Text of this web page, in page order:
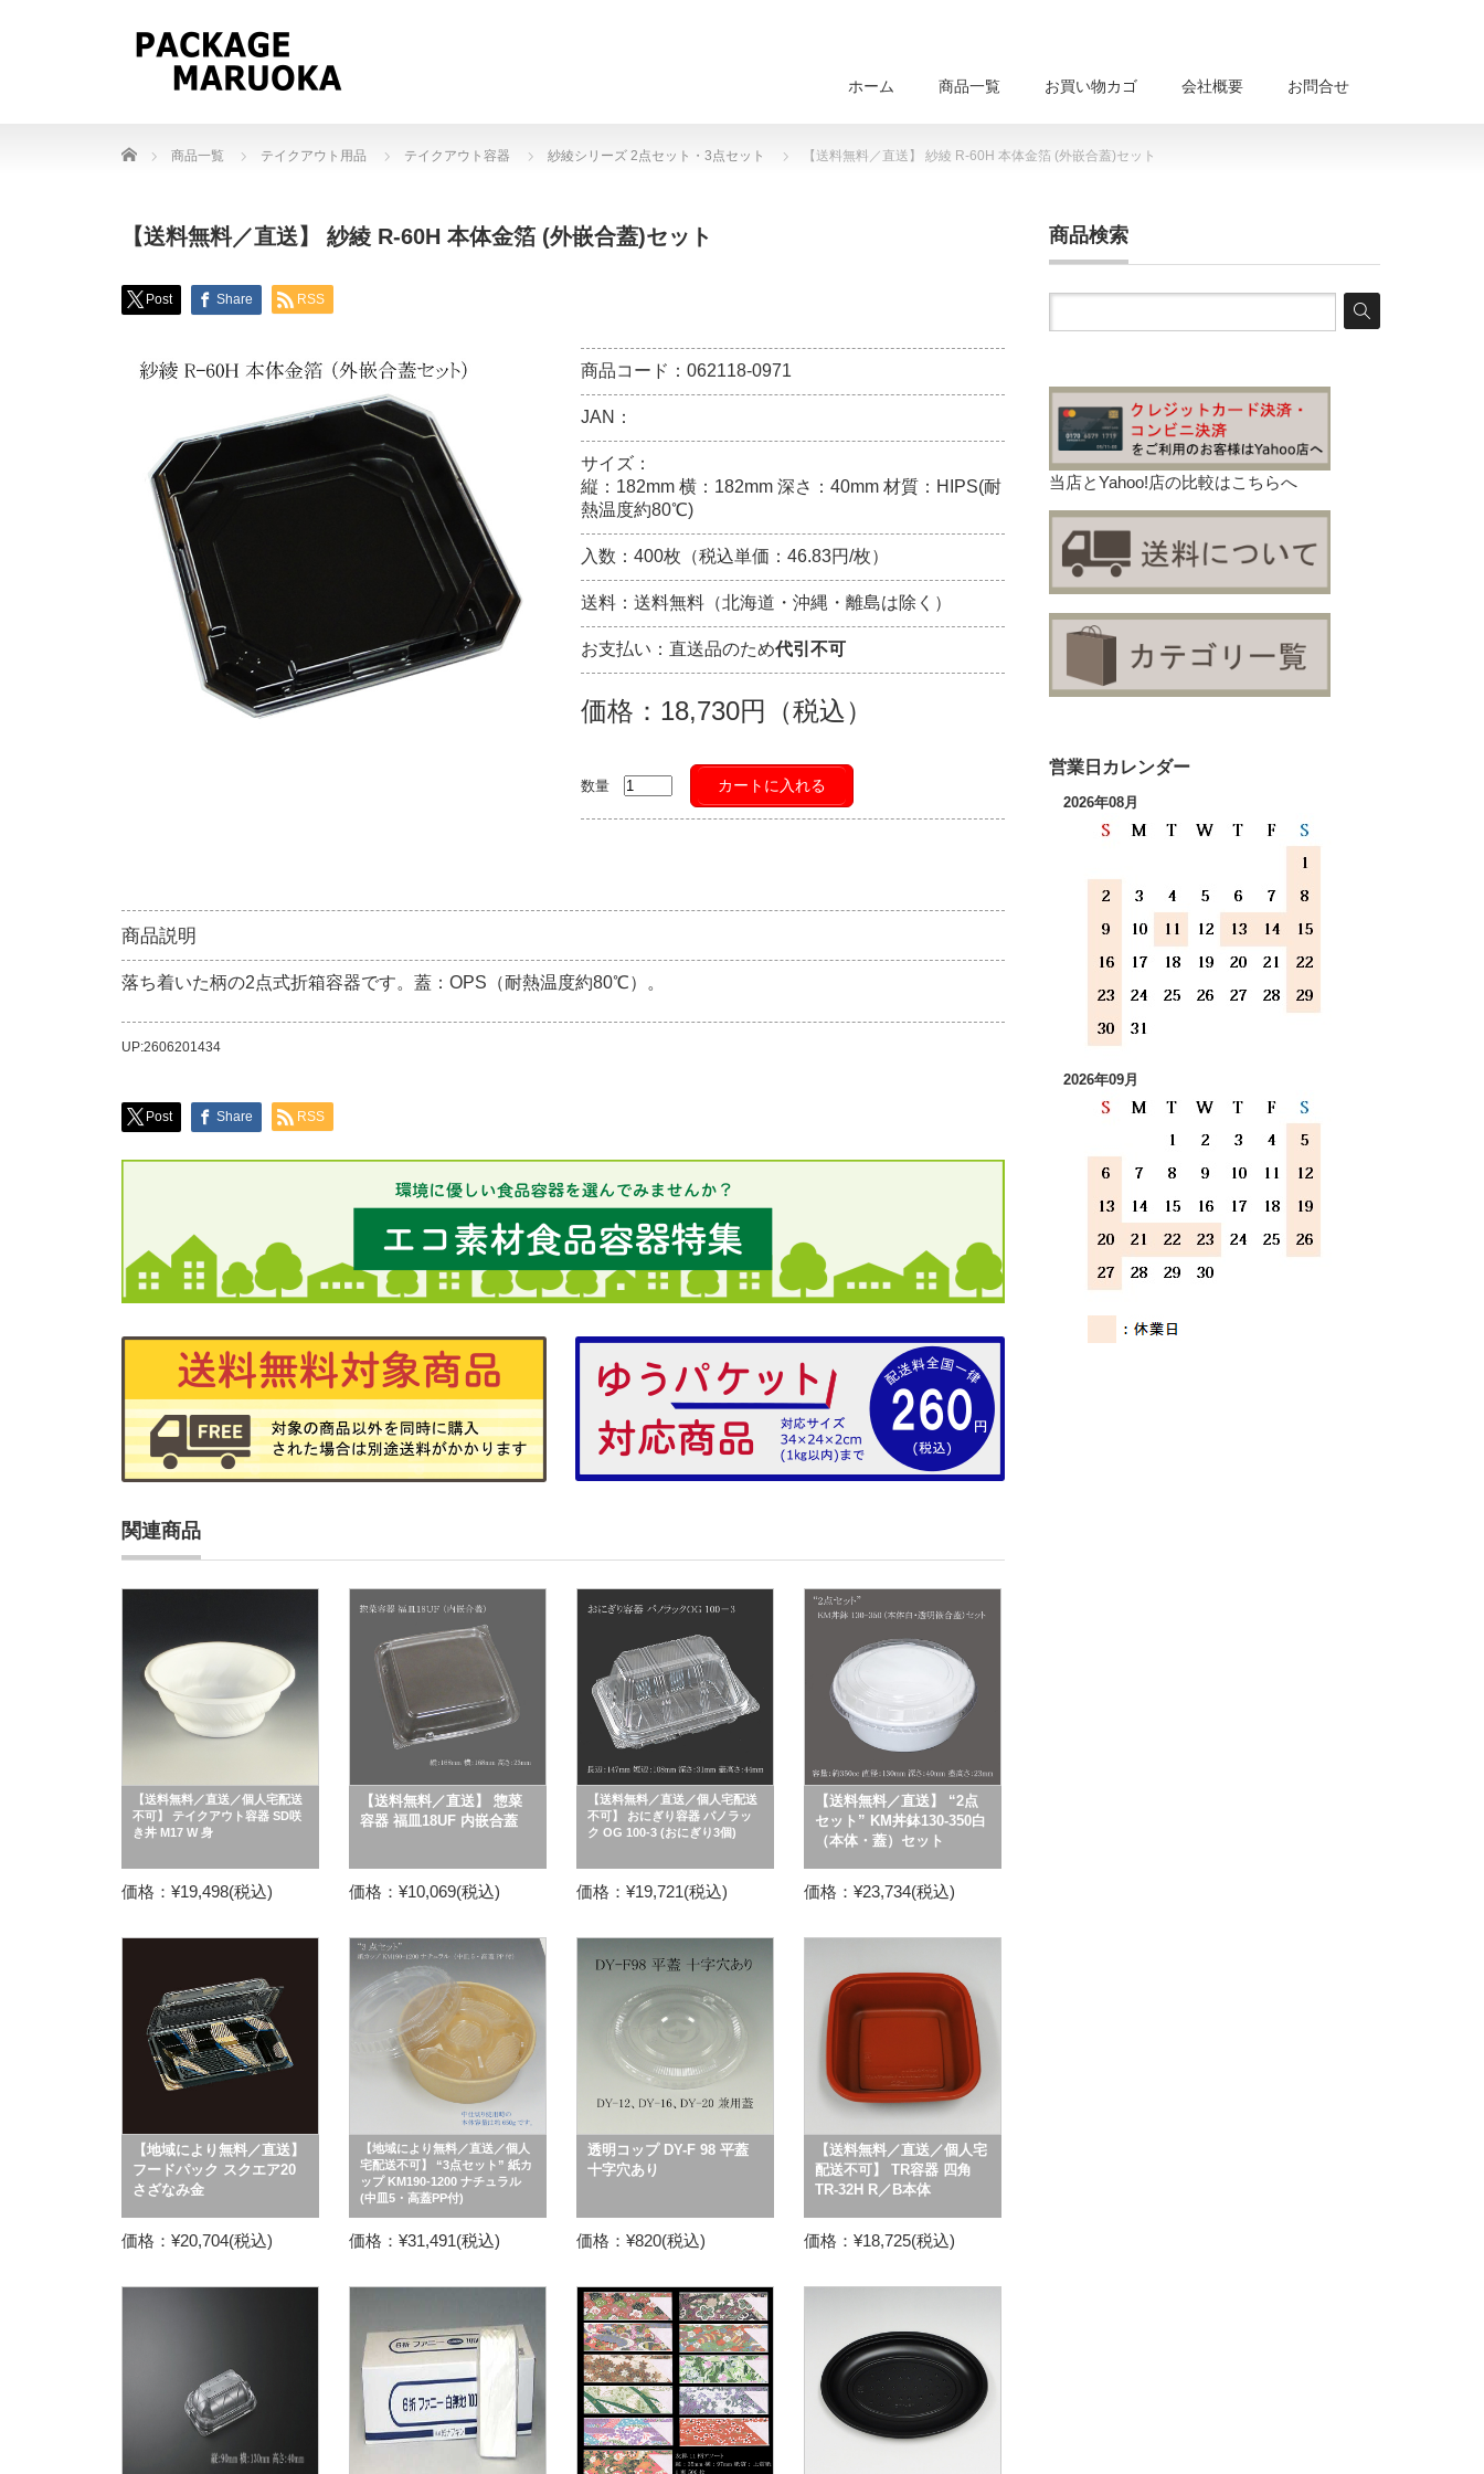
ホーム 商品一覧 お買い物カゴ 会社概要 お問合せ
Home 商品一覧 テイクアウト用品 テイクアウト容器 紗綾シリーズ 2点セット・3点セット 【送料無料／直送】 紗綾 R-60H 本体金箔 (外嵌合蓋)セット
【送料無料／直送】 紗綾 R-60H 本体金箔 (外嵌合蓋)セット
Post Share RSS
商品コード：062118-0971
JAN：
サイズ：
縦：182mm 横：182mm 深さ：40mm 材質：HIPS(耐
熱温度約80℃)
入数：400枚（税込単価：46.83円/枚）
送料：送料無料（北海道・沖縄・離島は除く）
お支払い：直送品のため代引不可
価格：18,730円（税込）
数量 カートに入れる
商品説明
落ち着いた柄の2点式折箱容器です。蓋：OPS（耐熱温度約80℃）。
UP:2606201434
Post Share RSS
関連商品
【送料無料／直送／個人宅配送
不可】 テイクアウト容器 SD咲
き丼 M17 W 身
価格：¥19,498(税込)
【送料無料／直送】 惣菜
容器 福皿18UF 内嵌合蓋
価格：¥10,069(税込)
【送料無料／直送／個人宅配送
不可】 おにぎり容器 パノラッ
ク OG 100-3 (おにぎり3個)
価格：¥19,721(税込)
【送料無料／直送】 “2点
セット” KM丼鉢130-350白
（本体・蓋）セット
価格：¥23,734(税込)
【地域により無料／直送】
フードパック スクエア20
さざなみ金
価格：¥20,704(税込)
【地域により無料／直送／個人
宅配送不可】 “3点セット” 紙カ
ップ KM190-1200 ナチュラル
(中皿5・高蓋PP付)
価格：¥31,491(税込)
透明コップ DY-F 98 平蓋
十字穴あり
価格：¥820(税込)
【送料無料／直送／個人宅
配送不可】 TR容器 四角
TR-32H R／B本体
価格：¥18,725(税込)
商品検索
当店とYahoo!店の比較はこちらへ
営業日カレンダー
2026年08月
2026年09月